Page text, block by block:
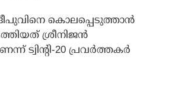
കൊലപ്പെടുത്താന്‍
ശ്രീനിജന്‍
ട്വിന്റി-20 പ്രവര്‍ത്തകര്‍